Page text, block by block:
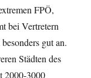
FPÖ,
bei Vertretern
gut an.
Städten des
2000-3000